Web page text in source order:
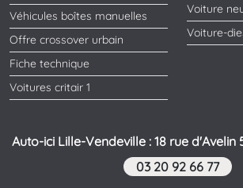
Véhicules boîtes manuelles
Offre crossover urbain
Fiche technique
Voitures critair 1
Voiture
Voiture-
Auto-ici Lille-Vendeville : 18 rue d'Avelin
03 20 92 66 77